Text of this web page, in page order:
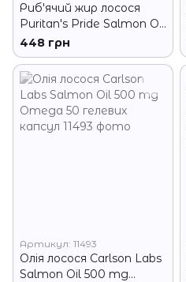
Риб'ячий жир лосося
Puritan's Pride Salmon Oil
500 mg 100 гел капсул
Омега 3
448 грн
Артикул: 11493
Олія лосося Carlson Labs
Salmon Oil 500 mg